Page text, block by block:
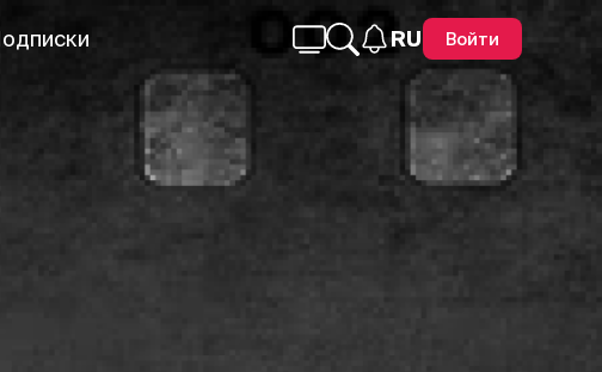
RU Войти